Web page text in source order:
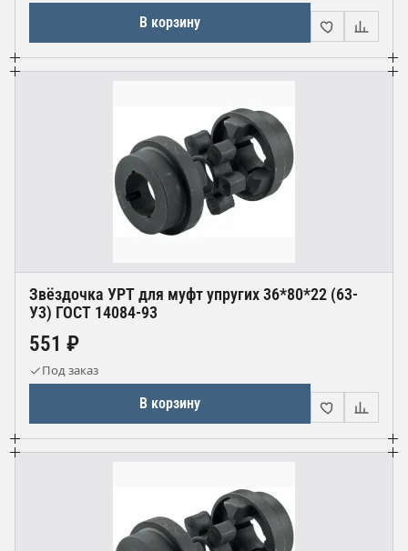
В корзину
Звёздочка УРТ для муфт упругих 36*80*22 (63-
У3) ГОСТ 14084-93
551 ₽
Под заказ
В корзину